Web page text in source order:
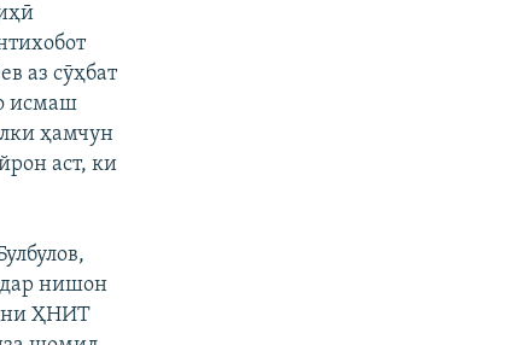
аз сӯҳбат
исмаш
ҳамчун
аст, ки
дар нишон
ҲНИТ